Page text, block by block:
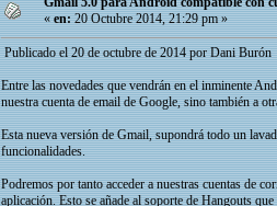
«en:20 Octubre 2014, 21:29 pm »
Publicado el 20 de octubre de 2014 por Dani
Entre las novedades que vendrán en el inminente
nuestra cuenta de email de Google, sino también a
Esta nueva versión de Gmail, supondrá todo un
funcionalidades.
Podremos por tanto acceder a nuestras cuentas de
aplicación. Esto se añade al soporte de Hangouts